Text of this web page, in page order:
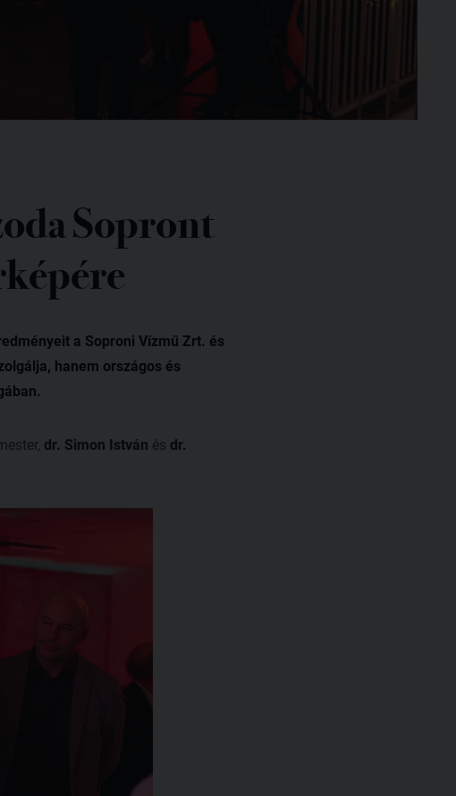
Sopront
a Soproni Vízmű Zrt. és
hanem országos és
dr. Simon István és dr.